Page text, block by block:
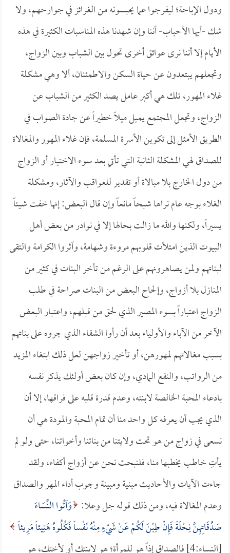
ودول الإباحة؛ ليفرجوا عما يحبسونه من الغرائز في جوارحهم، ولا
شك -أيها الأحباب- أننا وإن شهدنا هذه المناسبات الكثيرة في هذه
الأيام إلا أننا نرى عوائق أخرى تحول بين الشباب وبين الزواج،
وتجعلهم يبتعدون عن حياة السكن والاطمئنان، ألا وهي مشكلة
غلاء المهور، تلك هي أكبر عامل يصد الكثير من الشباب عن
الزواج، وتجعل المجتمع يميل ميلاً خطيراً عن جادة الصواب في
الطريق الأمثل إلى تكوين الأسرة المسلمة، فإن غلاء المهور والمغالاة
للصداق لهي المشكلة الثانية التي تأتي بعد سوء الاختيار أو الزواج
من دول الخارج بلا مبالاة أو تقدير للعواقب والآثار، ومشكلة
الغلاء بوجه عام نراها شبحاً مانعاً وإن قال البعض: إنها خفت شيئاً
يسيراً، ولكنها والله ما زالت بحالها إلا في نوادر من بعض أهل
البيوت الذين امتلأت قلوبهم مروءة وشهامة، وآثروا الكرامة والتقى
لبناتهم ولمن يصاهرونهم على الرغم من تأخر البنات في كثير من
المنازل بلا أزواج، وإلحاح البعض من البنات صراحة في طلب
الزواج اعتباراً بسوء المصير الذي لحق من قبلهم، واعتبار البعض
الآخر من الآباء والأولياء بعد أن رأوا الشقاء الذي جروه على بناتهم
بسبب مغالاتهم لمهورهن، أو تأخير زواجهن لعل ذلك ابتغاء المزيد
من الرواتب، والنفع المادي، وإن كان بعض أولئك يذكر نفسه
بادعاء المحبة الخالصة لابنته، وعدم قدرة قلبه على فراقها، إلا أن
الذي يجب أن يعرفه كل واحد منا أن تمام المحبة والمودة هي أن
نسعى في زواج من هو تحت ولايتنا من بناتنا وأخواتنا، حتى ولو لم
يأتِ خاطب يخطبها منا، فلنبحث نحن عن أزواج أكفاء، ولقد
جاءت الآيات والأحاديث مبنية ومبينة وجوب أداء المهر والصداق
وعدم المغالاة فيه، ومن ذلك قوله جل وعلا: وَآتُوا النِّسَاءَ
صَدُقَاتِهِنَّ نِحْلَةً فَإِنْ طِبْنَ لَكُمْ عَنْ شَيْءٍ مِنْهُ نَفْساً فَكُلُوهُ هَنِيئاً مَرِيئاً